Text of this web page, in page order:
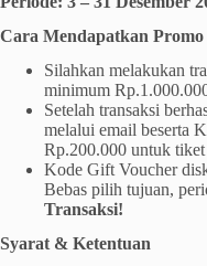
Cara Mendapatkan Promo
Silahkan melakukan
minimum
Setelah transaksi
melalui email beserta
Rp.200.000 untuk tiket
Kode Gift Voucher
Bebas pilih tujuan,
Transaksi!
Syarat & Ketentuan